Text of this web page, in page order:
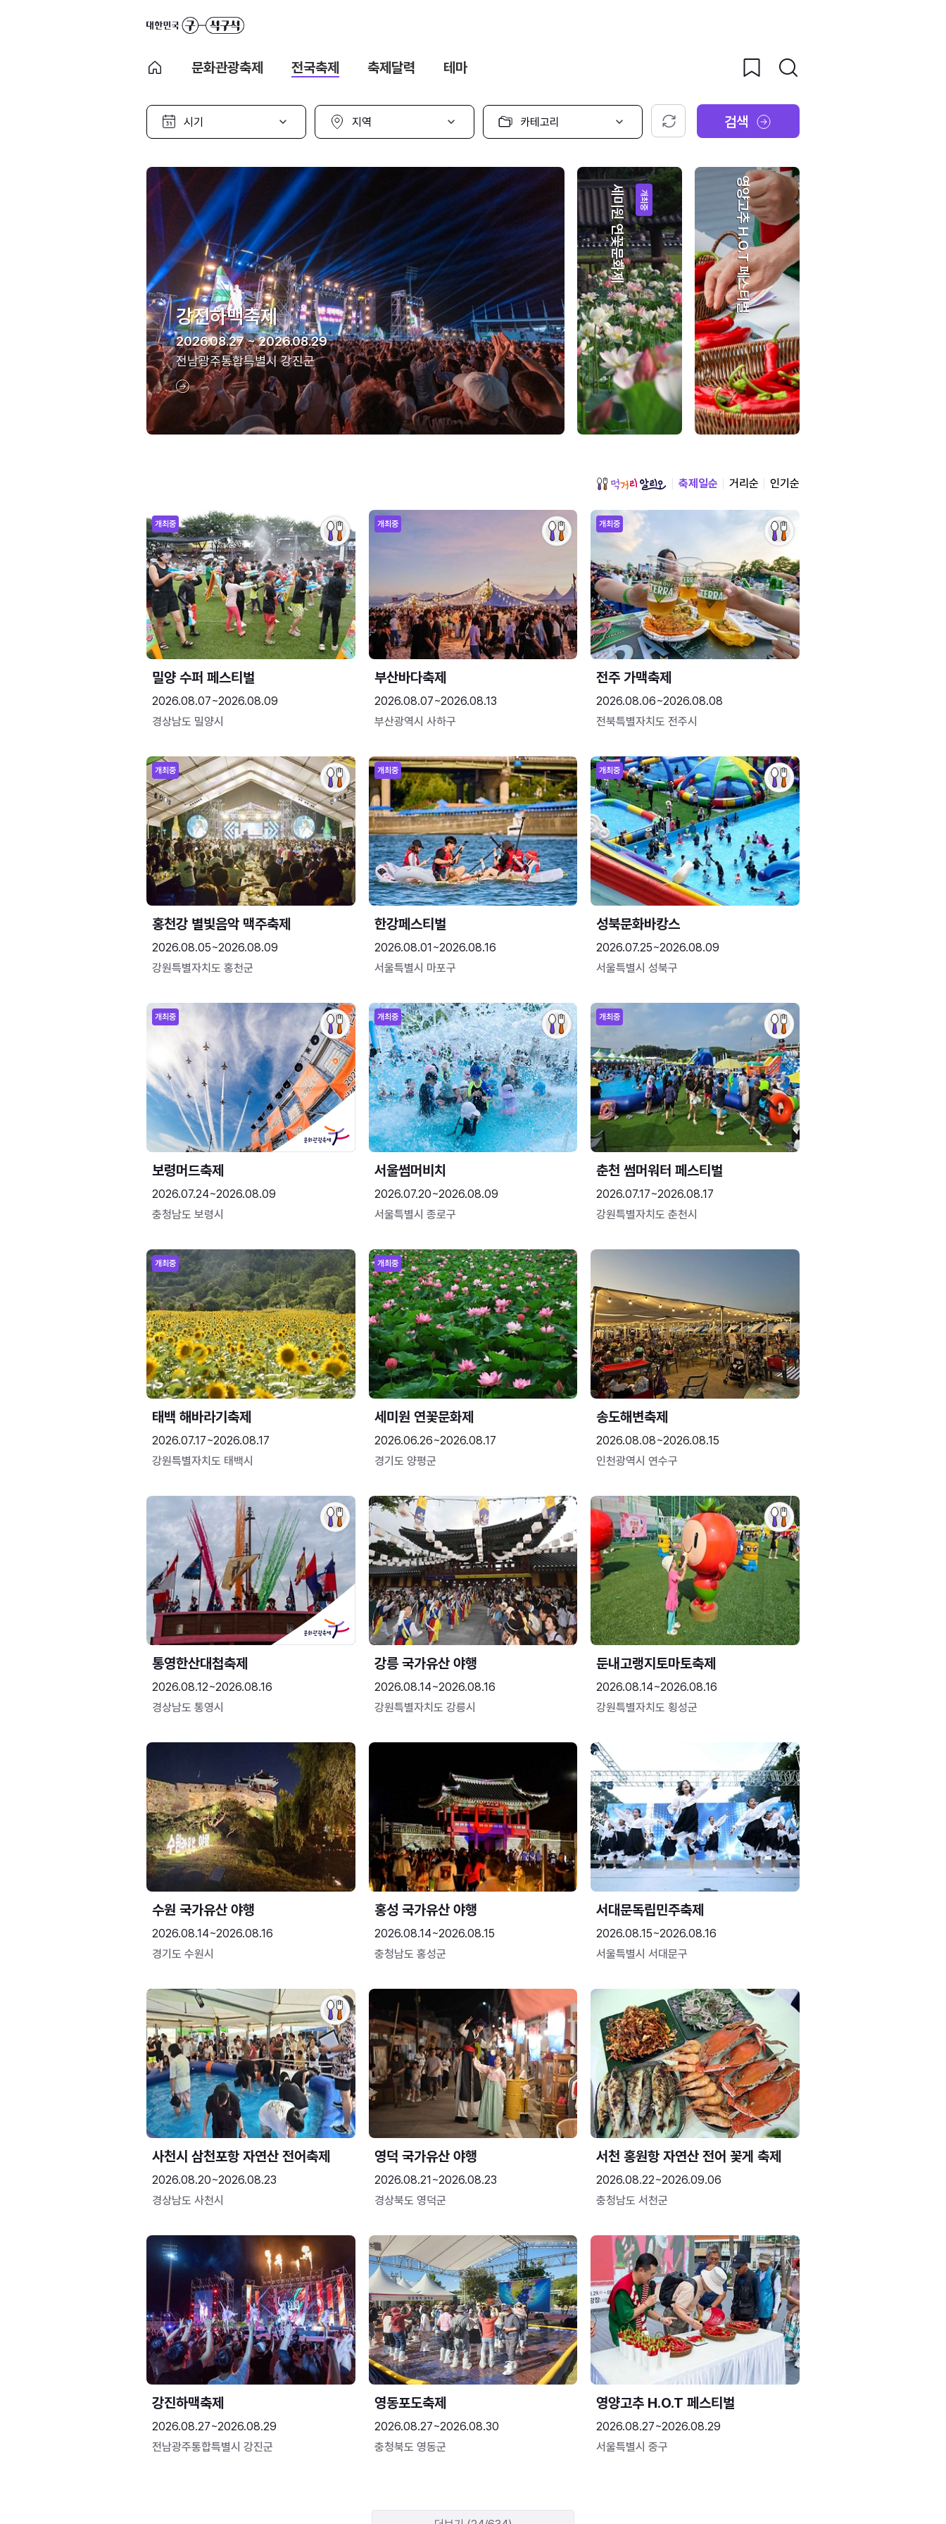
문화관광축제 전국축제 축제달력 테마
시
선
지
선
카
고
선
택
초기화 검색
강진하맥축제
2026.08.27 ~ 2026.08.29
전남광주통합특별시 강진군
개최중
세미원 연꽃문화제 영양고추 H.O.T 페스티벌
축제일순 거리순 인기순
개최중
밀양 수퍼 페스티벌
2026.08.07~2026.08.09
경상남도 밀양시
개최중
부산바다축제
2026.08.07~2026.08.13
부산광역시 사하구
개최중
전주 가맥축제
2026.08.06~2026.08.08
전북특별자치도 전주시
개최중
홍천강 별빛음악 맥주축제
2026.08.05~2026.08.09
강원특별자치도 홍천군
개최중
한강페스티벌
2026.08.01~2026.08.16
서울특별시 마포구
개최중
성북문화바캉스
2026.07.25~2026.08.09
서울특별시 성북구
개최중
보령머드축제
2026.07.24~2026.08.09
충청남도 보령시
개최중
서울썸머비치
2026.07.20~2026.08.09
서울특별시 종로구
개최중
춘천 썸머워터 페스티벌
2026.07.17~2026.08.17
강원특별자치도 춘천시
개최중
태백 해바라기축제
2026.07.17~2026.08.17
강원특별자치도 태백시
개최중
세미원 연꽃문화제
2026.06.26~2026.08.17
경기도 양평군
송도해변축제
2026.08.08~2026.08.15
인천광역시 연수구
통영한산대첩축제
2026.08.12~2026.08.16
경상남도 통영시
강릉 국가유산 야행
2026.08.14~2026.08.16
강원특별자치도 강릉시
둔내고랭지토마토축제
2026.08.14~2026.08.16
강원특별자치도 횡성군
수원 국가유산 야행
2026.08.14~2026.08.16
경기도 수원시
홍성 국가유산 야행
2026.08.14~2026.08.15
충청남도 홍성군
서대문독립민주축제
2026.08.15~2026.08.16
서울특별시 서대문구
사천시 삼천포항 자연산 전어축제
2026.08.20~2026.08.23
경상남도 사천시
영덕 국가유산 야행
2026.08.21~2026.08.23
경상북도 영덕군
서천 홍원항 자연산 전어 꽃게 축제
2026.08.22~2026.09.06
충청남도 서천군
강진하맥축제
2026.08.27~2026.08.29
전남광주통합특별시 강진군
영동포도축제
2026.08.27~2026.08.30
충청북도 영동군
영양고추 H.O.T 페스티벌
2026.08.27~2026.08.29
서울특별시 중구